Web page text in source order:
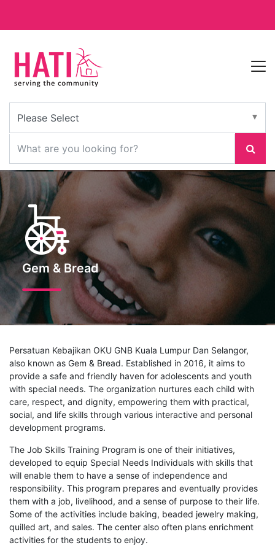
Gem & Bread
Persatuan Kebajikan OKU GNB Kuala Lumpur Dan Selangor,
also known as Gem & Bread. Established in 2016, it aims to
provide a safe and friendly haven for adolescents and youth
with special needs. The organization nurtures each child with
care, respect, and dignity, empowering them with practical,
social, and life skills through various interactive and personal
development programs.
The Job Skills Training Program is one of their initiatives,
developed to equip Special Needs Individuals with skills that
will enable them to have a sense of independence and
responsibility. This program prepares and eventually provides
them with a job, livelihood, and a sense of purpose to their life.
Some of the activities include baking, beaded jewelry making,
quilled art, and sales. The center also often plans enrichment
activities for the students to enjoy.